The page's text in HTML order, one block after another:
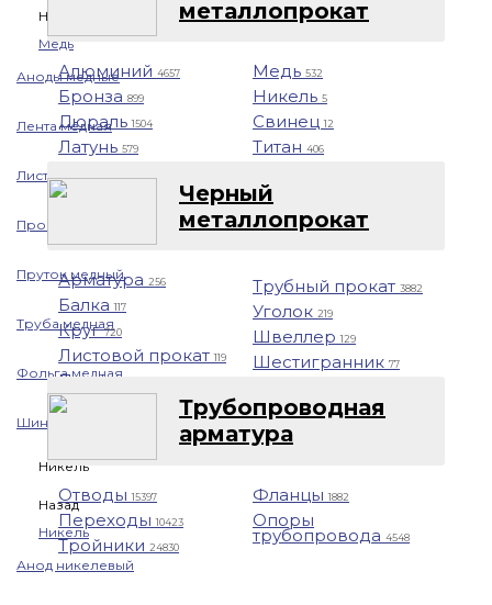
Назад
Медь
Аноды медные
Лента медная
Лист/Плита медная
Проволока медная
Пруток медный
Труба медная
Фольга медная
Шина медная
Никель
Назад
Никель
Анод никелевый
металлопрокат
Алюминий 4657
Бронза 899
Дюраль1504
Латунь 579
Медь 532
Никель 5
Свинец12
Титан 406
Черный
металлопрокат
Арматура 256
Балка117
Круг720
Листовой прокат119
Профнастил
Трубный прокат 3882
Уголок 219
Швеллер129
Шестигранник 77
Трубопроводная
арматура
Отводы15397
Переходы10423
Тройники 24830
Фланцы1882
Опоры
трубопровода 4548